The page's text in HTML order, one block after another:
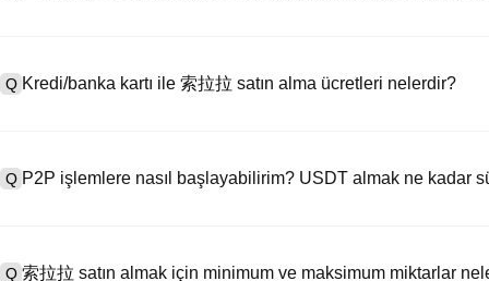
banka transferleri (itibari para yatırmalar) (1-3 iş günü işleme); 4)
Q Kredi/banka kartı ile 索拉拉 satın alma ücretleri nelerdir?
yapabilirsiniz. Standart spot işlem ücretleri (%0,05 kadar düşük) 索
Q P2P işlemlere nasıl başlayabilirim? USDT almak ne kadar
ödeme yöntemine ve satıcının yanıt süresine bağlı olarak
Q 索拉拉 satın almak için minimum ve maksimum miktarlar